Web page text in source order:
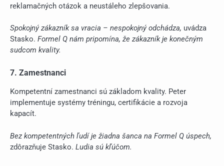
reklamačných otázok a neustáleho zlepšovania.
Spokojný zákazník sa vracia – nespokojný odchádza, uvádza
Stasko. Formel Q nám pripomína, že zákazník je konečným
sudcom kvality.
7. Zamestnanci
Kompetentní zamestnanci sú základom kvality. Peter
implementuje systémy tréningu, certifikácie a rozvoja
kapacít.
Bez kompetentných ľudí je žiadna šanca na Formel Q úspech,
zdôrazňuje Stasko. Ludia sú kľúčom.